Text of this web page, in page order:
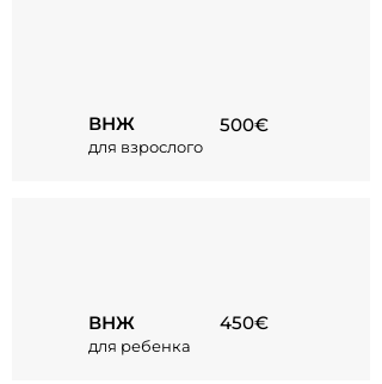
ВНЖ
для взрослого
500€
ВНЖ
для ребенка
450€